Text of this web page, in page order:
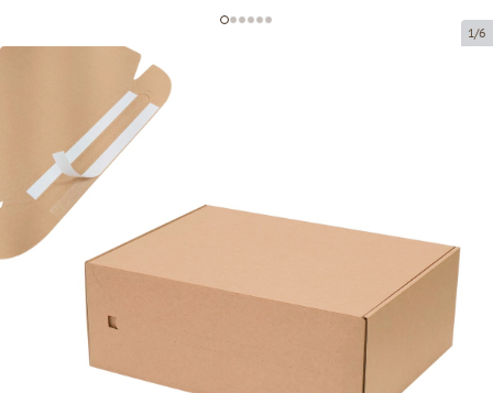
1/6
Коробка для транспортировки
Код товара:G13
Размер:320 x 250 x 120 mm
Материал:
коричневая микрогофра
Толщина:1.5 mm
Товар нельзя получить в пункте выдачи.
Цена за 1 штуку